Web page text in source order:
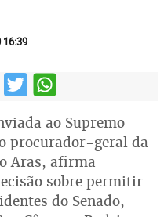
ao Supremo
procurador-geral da
Aras, afirma
sobre permitir
do Senado,